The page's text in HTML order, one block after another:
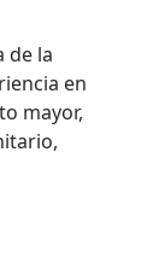
de la
en
mayor,